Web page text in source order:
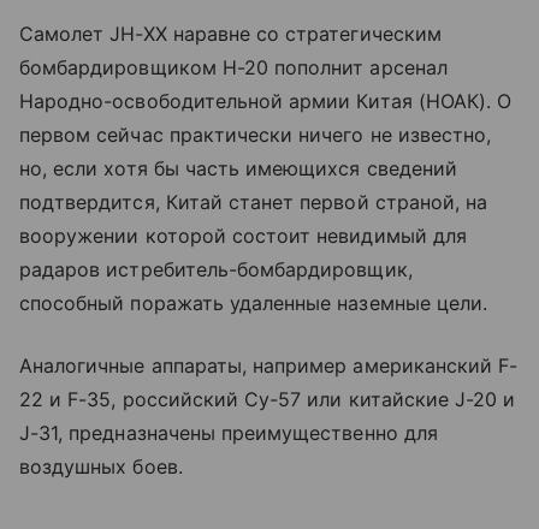
Самолет JH-XX наравне со стратегическим
бомбардировщиком H-20 пополнит арсенал
Народно-освободительной армии Китая (НОАК). О
первом сейчас практически ничего не известно,
но, если хотя бы часть имеющихся сведений
подтвердится, Китай станет первой страной, на
вооружении которой состоит невидимый для
радаров истребитель-бомбардировщик,
способный поражать удаленные наземные цели.
Аналогичные аппараты, например американский F-
22 и F-35, российский Су-57 или китайские J-20 и
J-31, предназначены преимущественно для
воздушных боев.